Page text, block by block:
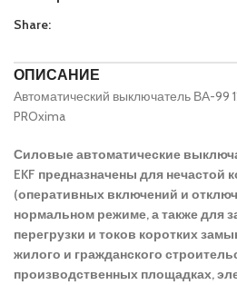
Share:
ОПИСАНИЕ
Автоматический выключатель ВА-99
PROxima
Силовые автоматические
EKF предназначены для нечастой
(оперативных включений и
нормальном режиме, а также для
перегрузки и токов коротких
жилого и гражданского
производственных площадках,